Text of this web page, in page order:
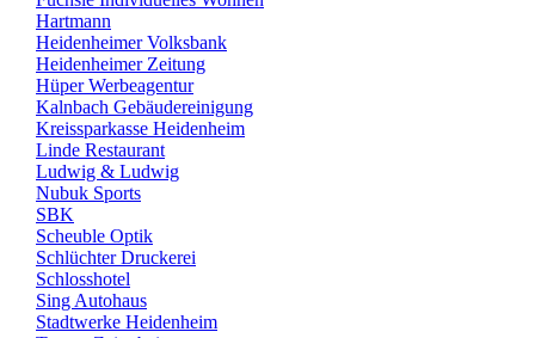
Hartmann
Heidenheimer Volksbank
Heidenheimer Zeitung
Hüper Werbeagentur
Kalnbach Gebäudereinigung
Kreissparkasse Heidenheim
Linde Restaurant
Ludwig & Ludwig
Nubuk Sports
SBK
Scheuble Optik
Schlüchter Druckerei
Schlosshotel
Sing Autohaus
Stadtwerke Heidenheim